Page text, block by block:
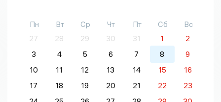
Пн Вт Ср Чт Пт Сб
Вс
27
28 29 30 31 1
2
3
4 5 6 7 8
9
10
11 12 13 14 15
16
17
18 19 20 21 22
23